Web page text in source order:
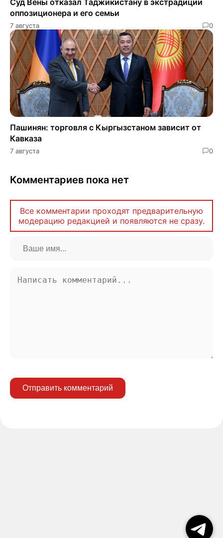
оппозиционера и его семьи
7 августа 0
Пашинян: торговля с Кыргызстаном зависит от
Кавказа
7 августа 0
Комментариев пока нет
Все комментарии проходят предварительную
модерацию редакцией и появляются не сразу.
Отправить комментарий